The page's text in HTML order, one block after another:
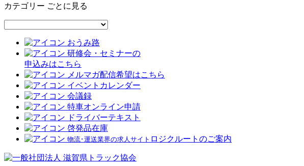
カテゴリー ごとに見る
おうみ路
研修会・セミナーの
申込みはこちら
メルマガ配信希望はこちら
イベントカレンダー
会議録
特車オンライン申請
ドライバーテキスト
啓発品在庫
物流･運送業界の求人サイト ロジクルートのご案内